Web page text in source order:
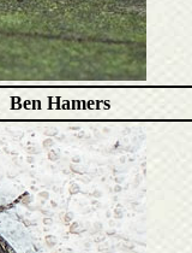
Ben Hamers